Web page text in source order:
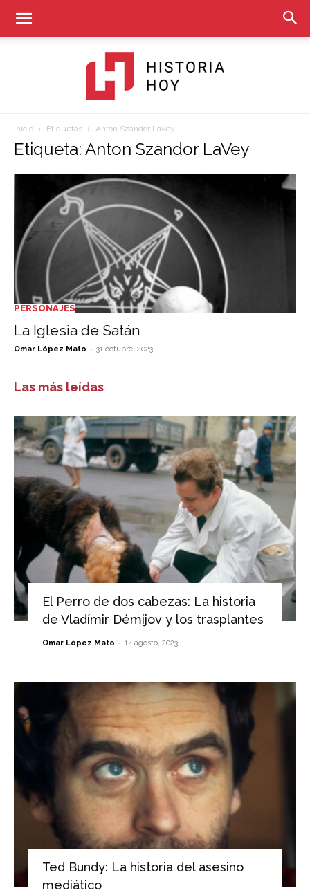
Historia
Hoy
Inicio Etiquetas Anton Szandor LaVey
Etiqueta: Anton Szandor LaVey
PERSONAJES
La Iglesia de Satán
Omar López Mato - 31 octubre, 2023
Las más leídas
El Perro de dos cabezas: La historia
de Vladímir Démijov y los trasplantes
Omar López Mato - 14 agosto, 2023
Ted Bundy: La historia del asesino
mediático